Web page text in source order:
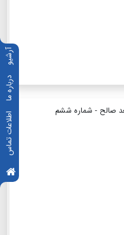
آرشیو
درباره ما
اطلاعات تماس
صالح - شماره ششم